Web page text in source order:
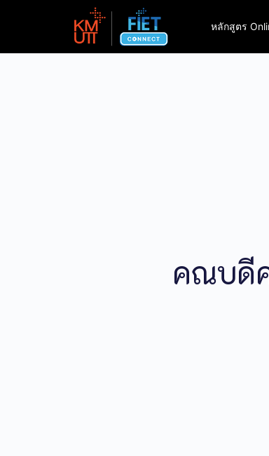
หลักสูตร
คณบดี